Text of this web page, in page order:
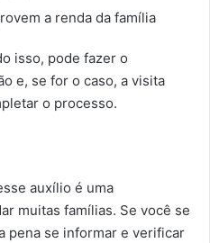
a renda da família
isso, pode fazer o
e, se for o caso, a visita
o processo.
auxílio é uma
muitas famílias. Se você se
pena se informar e verificar